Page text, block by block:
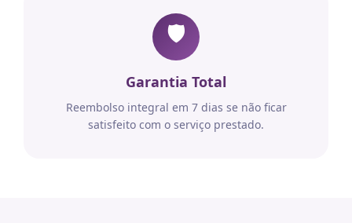
🛡️
Garantia Total
Reembolso integral em 7 dias se não ficar
satisfeito com o serviço prestado.